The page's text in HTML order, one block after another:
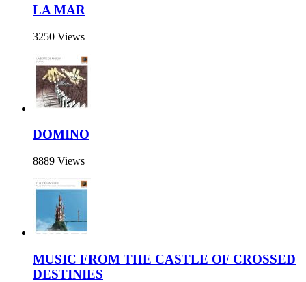
LA MAR
3250 Views
DOMINO
8889 Views
MUSIC FROM THE CASTLE OF CROSSED
DESTINIES